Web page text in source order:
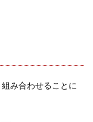
み合わせることに